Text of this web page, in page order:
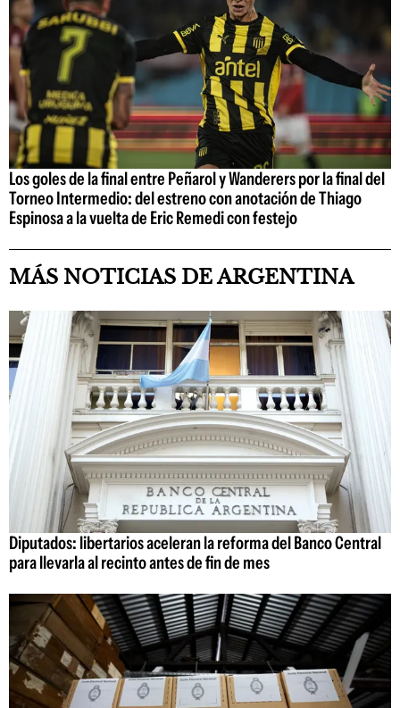
Los goles de la final entre Peñarol y Wanderers por la final del
Torneo Intermedio: del estreno con anotación de Thiago
Espinosa a la vuelta de Eric Remedi con festejo
MÁS NOTICIAS DE ARGENTINA
Diputados: libertarios aceleran la reforma del Banco Central
para llevarla al recinto antes de fin de mes